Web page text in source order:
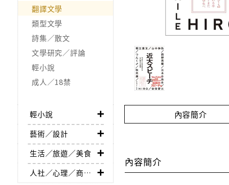
翻譯文學
類型文學
詩集／散文
文學研究／評論
輕小說
成人／18禁
輕小說
藝術／設計
生活／旅遊／美食
人社／心理／商業／其他
內容簡介
內容簡介